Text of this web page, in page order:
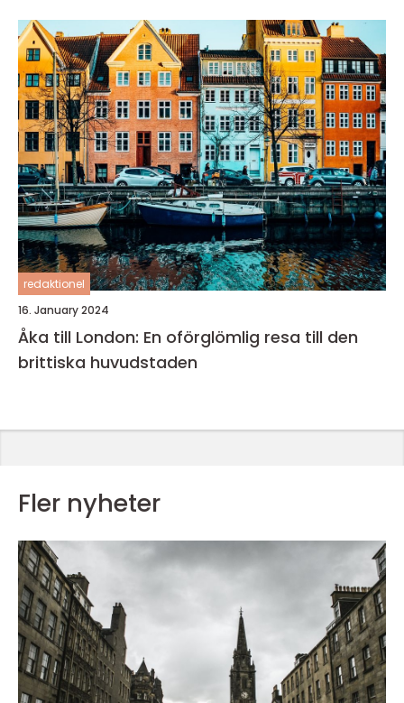
redaktionel
16. January 2024
Åka till London: En oförglömlig resa till den
brittiska huvudstaden
Fler nyheter